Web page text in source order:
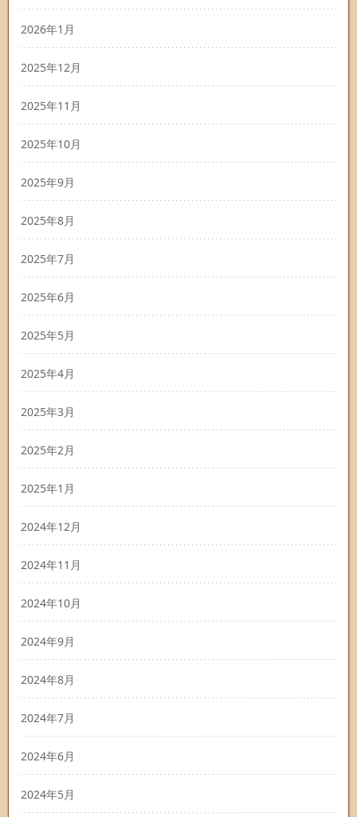
2026年1月
2025年12月
2025年11月
2025年10月
2025年9月
2025年8月
2025年7月
2025年6月
2025年5月
2025年4月
2025年3月
2025年2月
2025年1月
2024年12月
2024年11月
2024年10月
2024年9月
2024年8月
2024年7月
2024年6月
2024年5月